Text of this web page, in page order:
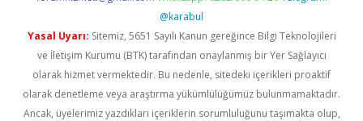
@karabul
Yasal Uyarı: Sitemiz, 5651 Sayılı Kanun gereğince Bilgi Teknolojileri
ve İletişim Kurumu (BTK) tarafından onaylanmış bir Yer Sağlayıcı
olarak hizmet vermektedir. Bu nedenle, sitedeki içerikleri proaktif
olarak denetleme veya araştırma yükümlülüğümüz bulunmamaktadır.
Ancak, üyelerimiz yazdıkları içeriklerin sorumluluğunu taşımakta olup,